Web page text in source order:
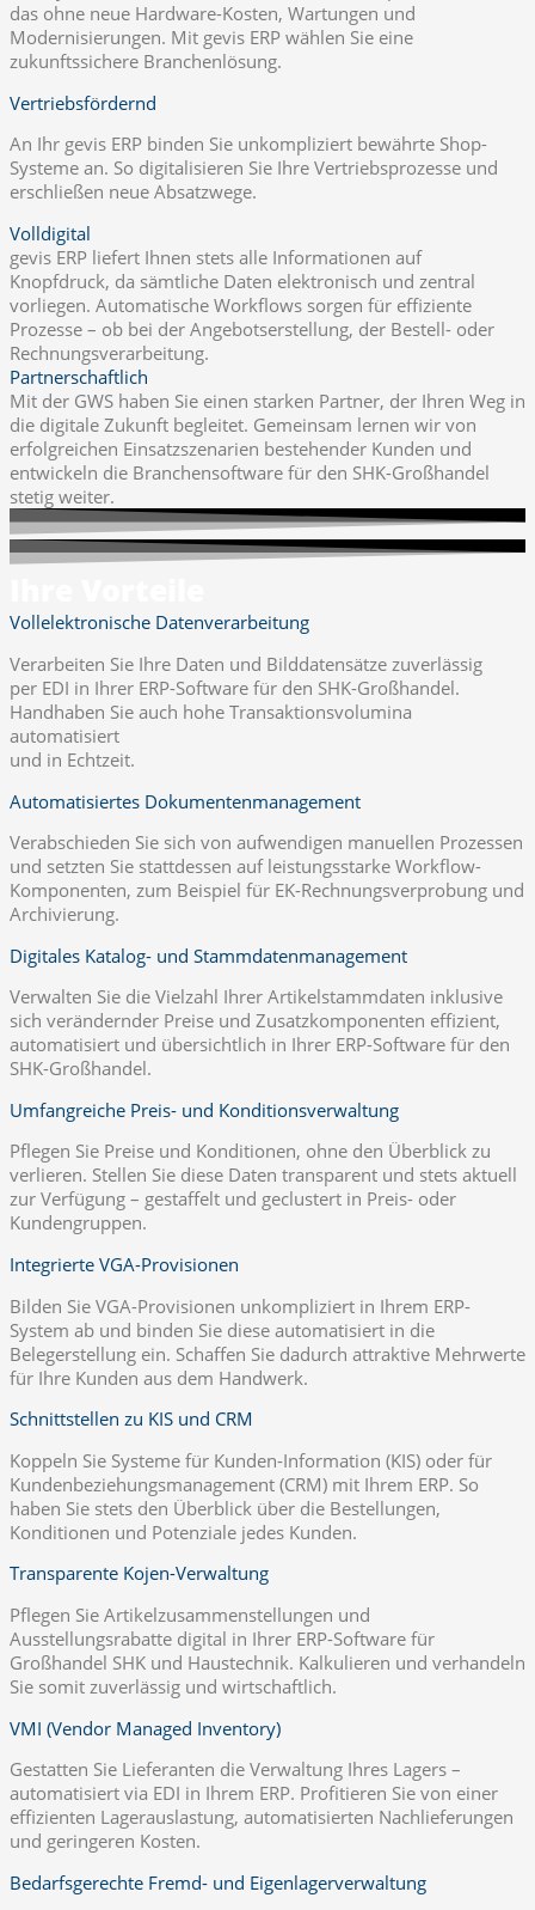
das ohne neue Hardware-Kosten, Wartungen und
Modernisierungen. Mit gevis ERP wählen Sie eine
zukunftssichere Branchenlösung.
Vertriebsfördernd
An Ihr gevis ERP binden Sie unkompliziert bewährte Shop-
Systeme an. So digitalisieren Sie Ihre Vertriebsprozesse und
erschließen neue Absatzwege.
Volldigital
gevis ERP liefert Ihnen stets alle Informationen auf
Knopfdruck, da sämtliche Daten elektronisch und zentral
vorliegen. Automatische Workflows sorgen für effiziente
Prozesse – ob bei der Angebotserstellung, der Bestell- oder
Rechnungsverarbeitung.
Partnerschaftlich
Mit der GWS haben Sie einen starken Partner, der Ihren Weg in
die digitale Zukunft begleitet. Gemeinsam lernen wir von
erfolgreichen Einsatzszenarien bestehender Kunden und
entwickeln die Branchensoftware für den SHK-Großhandel
stetig weiter.
Vollelektronische Datenverarbeitung
Verarbeiten Sie Ihre Daten und Bilddatensätze zuverlässig
per EDI in Ihrer ERP-Software für den SHK-Großhandel.
Handhaben Sie auch hohe Transaktionsvolumina
automatisiert
und in Echtzeit.
Automatisiertes Dokumentenmanagement
Verabschieden Sie sich von aufwendigen manuellen Prozessen
und setzten Sie stattdessen auf leistungsstarke Workflow-
Komponenten, zum Beispiel für EK-Rechnungsverprobung und
Archivierung.
Digitales Katalog- und Stammdatenmanagement
Verwalten Sie die Vielzahl Ihrer Artikelstammdaten inklusive
sich verändernder Preise und Zusatzkomponenten effizient,
automatisiert und übersichtlich in Ihrer ERP-Software für den
SHK-Großhandel.
Umfangreiche Preis- und Konditionsverwaltung
Pflegen Sie Preise und Konditionen, ohne den Überblick zu
verlieren. Stellen Sie diese Daten transparent und stets aktuell
zur Verfügung – gestaffelt und geclustert in Preis- oder
Kundengruppen.
Integrierte VGA-Provisionen
Bilden Sie VGA-Provisionen unkompliziert in Ihrem ERP-
System ab und binden Sie diese automatisiert in die
Belegerstellung ein. Schaffen Sie dadurch attraktive Mehrwerte
für Ihre Kunden aus dem Handwerk.
Schnittstellen zu KIS und CRM
Koppeln Sie Systeme für Kunden-Information (KIS) oder für
Kundenbeziehungsmanagement (CRM) mit Ihrem ERP. So
haben Sie stets den Überblick über die Bestellungen,
Konditionen und Potenziale jedes Kunden.
Transparente Kojen-Verwaltung
Pflegen Sie Artikelzusammenstellungen und
Ausstellungsrabatte digital in Ihrer ERP-Software für
Großhandel SHK und Haustechnik. Kalkulieren und verhandeln
Sie somit zuverlässig und wirtschaftlich.
VMI (Vendor Managed Inventory)
Gestatten Sie Lieferanten die Verwaltung Ihres Lagers –
automatisiert via EDI in Ihrem ERP. Profitieren Sie von einer
effizienten Lagerauslastung, automatisierten Nachlieferungen
und geringeren Kosten.
Bedarfsgerechte Fremd- und Eigenlagerverwaltung